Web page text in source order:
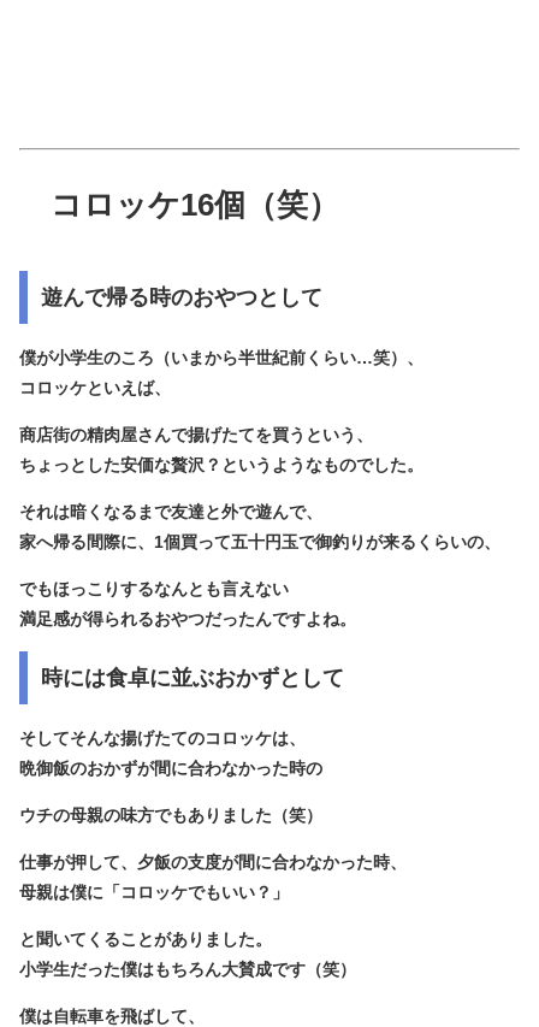
コロッケ16個（笑）
遊んで帰る時のおやつとして
僕が小学生のころ（いまから半世紀前くらい…笑）、
コロッケといえば、
商店街の精肉屋さんで揚げたてを買うという、
ちょっとした安価な贅沢？というようなものでした。
それは暗くなるまで友達と外で遊んで、
家へ帰る間際に、1個買って五十円玉で御釣りが来るくらいの、
でもほっこりするなんとも言えない
満足感が得られるおやつだったんですよね。
時には食卓に並ぶおかずとして
そしてそんな揚げたてのコロッケは、
晩御飯のおかずが間に合わなかった時の
ウチの母親の味方でもありました（笑）
仕事が押して、夕飯の支度が間に合わなかった時、
母親は僕に「コロッケでもいい？」
と聞いてくることがありました。
小学生だった僕はもちろん大賛成です（笑）
僕は自転車を飛ばして、